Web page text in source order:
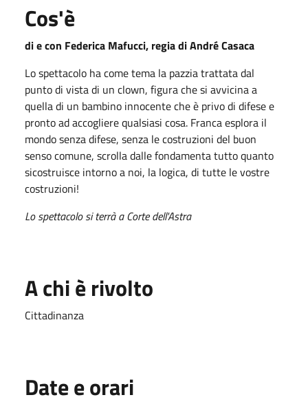
Cos'è
di e con Federica Mafucci, regia di André Casaca
Lo spettacolo ha come tema la pazzia trattata dal
punto di vista di un clown, figura che si avvicina a
quella di un bambino innocente che è privo di difese e
pronto ad accogliere qualsiasi cosa. Franca esplora il
mondo senza difese, senza le costruzioni del buon
senso comune, scrolla dalle fondamenta tutto quanto
sicostruisce intorno a noi, la logica, di tutte le vostre
costruzioni!
Lo spettacolo si terrà a Corte dell'Astra
A chi è rivolto
Cittadinanza
Date e orari